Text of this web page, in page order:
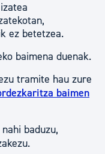
ez betetzea.
baimena duenak.
tramite hau zure
baimen
baduzu,